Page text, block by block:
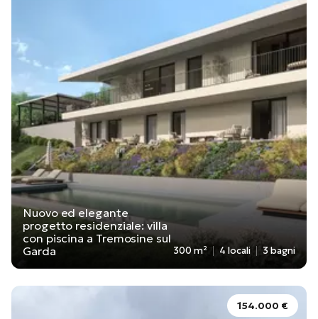
Nuovo ed elegante
progetto residenziale: villa
con piscina a Tremosine sul
Garda
300 m² 4 locali 3 bagni
154.000 €